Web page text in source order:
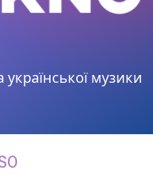
messages
музики